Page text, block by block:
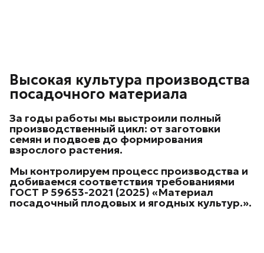
Высокая культура производства
посадочного материала
За годы работы мы выстроили полный
производственный цикл: от заготовки
семян и подвоев до формирования
взрослого растения.
Мы контролируем процесс производства и
добиваемся соответствия требованиями
ГОСТ Р 59653-2021 (2025) «Материал
посадочный плодовых и ягодных культур.».